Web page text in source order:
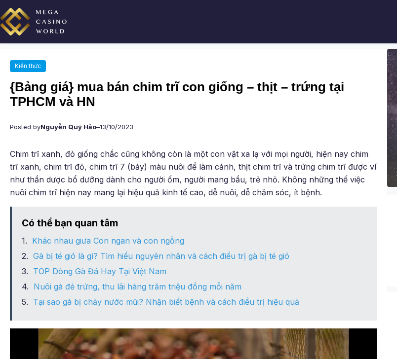
Chuyển
đến
phần
nội
Kiến thức
{Bảng giá} mua bán chim trĩ con giống – thịt – trứng tại
TPHCM và HN
Posted byNguyễn Quý Hảo–13/10/2023
Chim trĩ xanh, đỏ giống chắc cũng không còn là một con vật xa lạ với mọi người, hiện nay chim
trĩ xanh, chim trĩ đỏ, chim trĩ 7 (bảy) màu nuôi để làm cảnh, thịt chim trĩ và trứng chim trĩ được ví
như thần dược bổ dưỡng dành cho người ốm, người mang bầu, trẻ nhỏ. Không những thế việc
nuôi chim trĩ hiện nay mang lại hiệu quả kinh tế cao, dễ nuôi, dễ chăm sóc, ít bệnh.
Có thể bạn quan tâm
Khác nhau giưa Con ngan và con ngỗng
Gà bị té gió là gì? Tìm hiểu nguyên nhân và cách điều trị gà bị té gió
TOP Dòng Gà Đá Hay Tại Việt Nam
Nuôi gà đẻ trứng, thu lãi hàng trăm triệu đồng mỗi năm
Tại sao gà bị chảy nước mũi? Nhận biết bệnh và cách điều trị hiệu quả